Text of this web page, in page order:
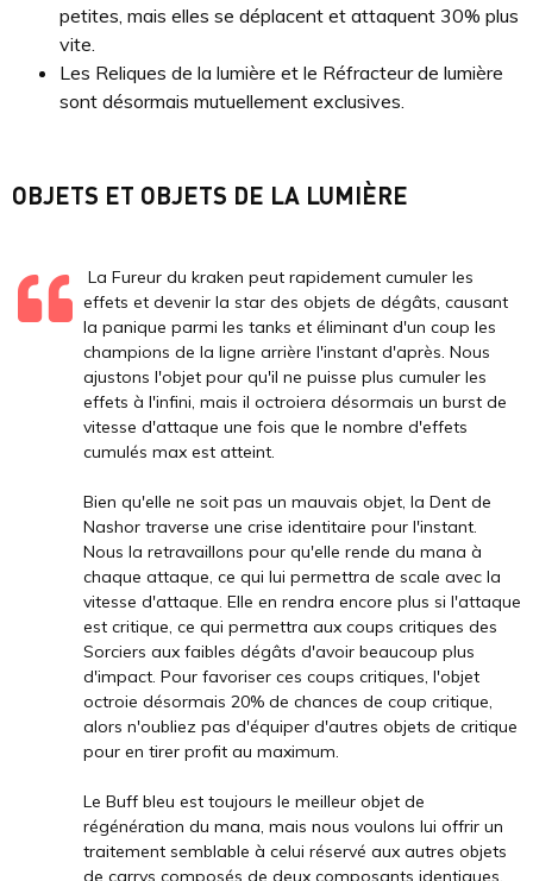
petites, mais elles se déplacent et attaquent 30% plus
vite.
Les Reliques de la lumière et le Réfracteur de lumière
sont désormais mutuellement exclusives.
OBJETS ET OBJETS DE LA LUMIÈRE
La Fureur du kraken peut rapidement cumuler les
effets et devenir la star des objets de dégâts, causant
la panique parmi les tanks et éliminant d'un coup les
champions de la ligne arrière l'instant d'après. Nous
ajustons l'objet pour qu'il ne puisse plus cumuler les
effets à l'infini, mais il octroiera désormais un burst de
vitesse d'attaque une fois que le nombre d'effets
cumulés max est atteint.
Bien qu'elle ne soit pas un mauvais objet, la Dent de
Nashor traverse une crise identitaire pour l'instant.
Nous la retravaillons pour qu'elle rende du mana à
chaque attaque, ce qui lui permettra de scale avec la
vitesse d'attaque. Elle en rendra encore plus si l'attaque
est critique, ce qui permettra aux coups critiques des
Sorciers aux faibles dégâts d'avoir beaucoup plus
d'impact. Pour favoriser ces coups critiques, l'objet
octroie désormais 20% de chances de coup critique,
alors n'oubliez pas d'équiper d'autres objets de critique
pour en tirer profit au maximum.
Le Buff bleu est toujours le meilleur objet de
régénération du mana, mais nous voulons lui offrir un
traitement semblable à celui réservé aux autres objets
de carrys composés de deux composants identiques,